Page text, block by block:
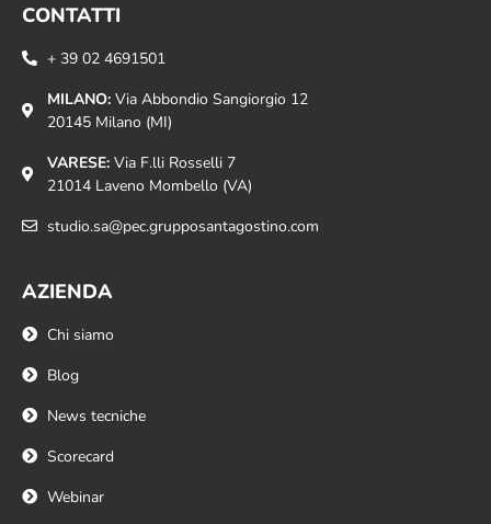
CONTATTI
+ 39 02 4691501
MILANO:Via Abbondio Sangiorgio 12
20145 Milano (MI)
VARESE:Via F.lli Rosselli 7
21014 Laveno Mombello (VA)
studio.sa@pec.grupposantagostino.com
AZIENDA
Chi siamo
Blog
News tecniche
Scorecard
Webinar